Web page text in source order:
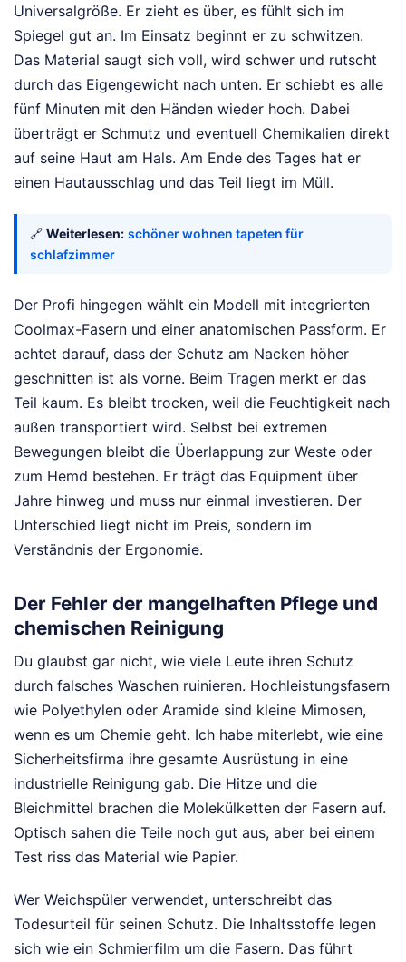
Universalgröße. Er zieht es über, es fühlt sich im
Spiegel gut an. Im Einsatz beginnt er zu schwitzen.
Das Material saugt sich voll, wird schwer und rutscht
durch das Eigengewicht nach unten. Er schiebt es alle
fünf Minuten mit den Händen wieder hoch. Dabei
überträgt er Schmutz und eventuell Chemikalien direkt
auf seine Haut am Hals. Am Ende des Tages hat er
einen Hautausschlag und das Teil liegt im Müll.
🔗 Weiterlesen: schöner wohnen tapeten für
schlafzimmer
Der Profi hingegen wählt ein Modell mit integrierten
Coolmax-Fasern und einer anatomischen Passform. Er
achtet darauf, dass der Schutz am Nacken höher
geschnitten ist als vorne. Beim Tragen merkt er das
Teil kaum. Es bleibt trocken, weil die Feuchtigkeit nach
außen transportiert wird. Selbst bei extremen
Bewegungen bleibt die Überlappung zur Weste oder
zum Hemd bestehen. Er trägt das Equipment über
Jahre hinweg und muss nur einmal investieren. Der
Unterschied liegt nicht im Preis, sondern im
Verständnis der Ergonomie.
Der Fehler der mangelhaften Pflege und
chemischen Reinigung
Du glaubst gar nicht, wie viele Leute ihren Schutz
durch falsches Waschen ruinieren. Hochleistungsfasern
wie Polyethylen oder Aramide sind kleine Mimosen,
wenn es um Chemie geht. Ich habe miterlebt, wie eine
Sicherheitsfirma ihre gesamte Ausrüstung in eine
industrielle Reinigung gab. Die Hitze und die
Bleichmittel brachen die Molekülketten der Fasern auf.
Optisch sahen die Teile noch gut aus, aber bei einem
Test riss das Material wie Papier.
Wer Weichspüler verwendet, unterschreibt das
Todesurteil für seinen Schutz. Die Inhaltsstoffe legen
sich wie ein Schmierfilm um die Fasern. Das führt